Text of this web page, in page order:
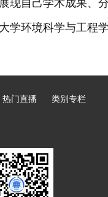
现自己学术成果、
学环境科学与工程
热门直播
类别专栏